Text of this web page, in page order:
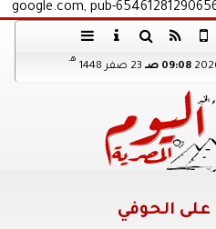
google.com, pub-
09:08 صـ 23 صفر 1448
هـ
على الحوفي